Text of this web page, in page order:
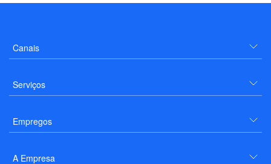
Canais
Serviços
Empregos
A Empresa